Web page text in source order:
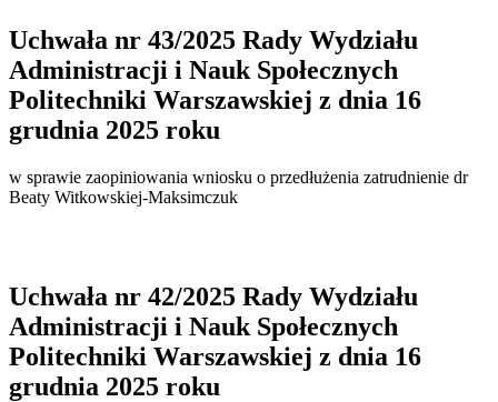
Uchwała nr 43/2025 Rady Wydziału
Administracji i Nauk Społecznych
Politechniki Warszawskiej z dnia 16
grudnia 2025 roku
w sprawie zaopiniowania wniosku o przedłużenia zatrudnienie dr
Beaty Witkowskiej-Maksimczuk
Uchwała nr 42/2025 Rady Wydziału
Administracji i Nauk Społecznych
Politechniki Warszawskiej z dnia 16
grudnia 2025 roku